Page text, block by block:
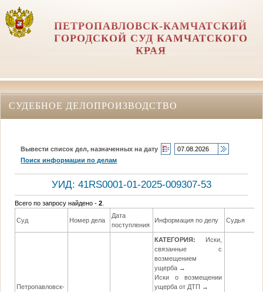
ПЕТРОПАВЛОВСК-КАМЧАТСКИЙ
ГОРОДСКОЙ СУД КАМЧАТСКОГО
КРАЯ
СУДЕБНОЕ ДЕЛОПРОИЗВОДСТВО
Вывести список дел, назначенных на дату
Поиск информации по делам
УИД: 41RS0001-01-2025-009307-53
Всего по запросу найдено -2
Суд Номер дела
Дата
поступления
Информация по делу Судья
Петропавловск-
КАТЕГОРИЯ:
Иски,
связанные с
возмещением
ущерба →
Иски о возмещении
ущерба от ДТП →